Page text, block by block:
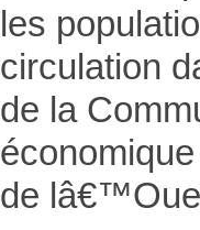
les
circulation
de la
de